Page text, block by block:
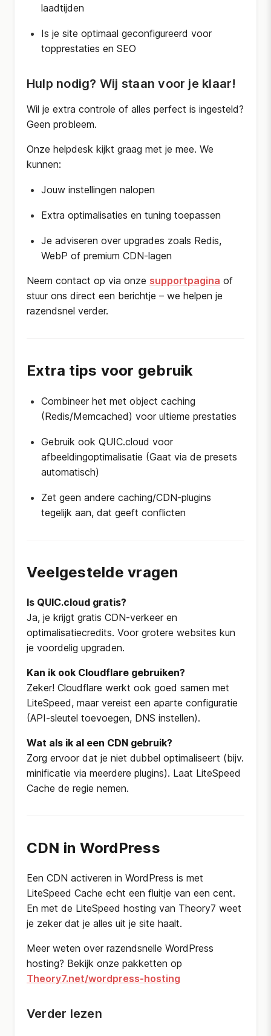
laadtijden
Is je site optimaal geconfigureerd voor
topprestaties en SEO
Hulp nodig? Wij staan voor je klaar!
Wil je extra controle of alles perfect is ingesteld?
Geen probleem.
Onze helpdesk kijkt graag met je mee. We
kunnen:
Jouw instellingen nalopen
Extra optimalisaties en tuning toepassen
Je adviseren over upgrades zoals Redis,
WebP of premium CDN-lagen
Neem contact op via onze supportpagina of
stuur ons direct een berichtje – we helpen je
razendsnel verder.
Extra tips voor gebruik
Combineer het met object caching
(Redis/Memcached) voor ultieme prestaties
Gebruik ook QUIC.cloud voor
afbeeldingoptimalisatie (Gaat via de presets
automatisch)
Zet geen andere caching/CDN-plugins
tegelijk aan, dat geeft conflicten
Veelgestelde vragen
Is QUIC.cloud gratis?
Ja, je krijgt gratis CDN-verkeer en
optimalisatiecredits. Voor grotere websites kun
je voordelig upgraden.
Kan ik ook Cloudflare gebruiken?
Zeker! Cloudflare werkt ook goed samen met
LiteSpeed, maar vereist een aparte configuratie
(API-sleutel toevoegen, DNS instellen).
Wat als ik al een CDN gebruik?
Zorg ervoor dat je niet dubbel optimaliseert (bijv.
minificatie via meerdere plugins). Laat LiteSpeed
Cache de regie nemen.
CDN in WordPress
Een CDN activeren in WordPress is met
LiteSpeed Cache echt een fluitje van een cent.
En met de LiteSpeed hosting van Theory7 weet
je zeker dat je alles uit je site haalt.
Meer weten over razendsnelle WordPress
hosting? Bekijk onze pakketten op
Theory7.net/wordpress-hosting
Verder lezen